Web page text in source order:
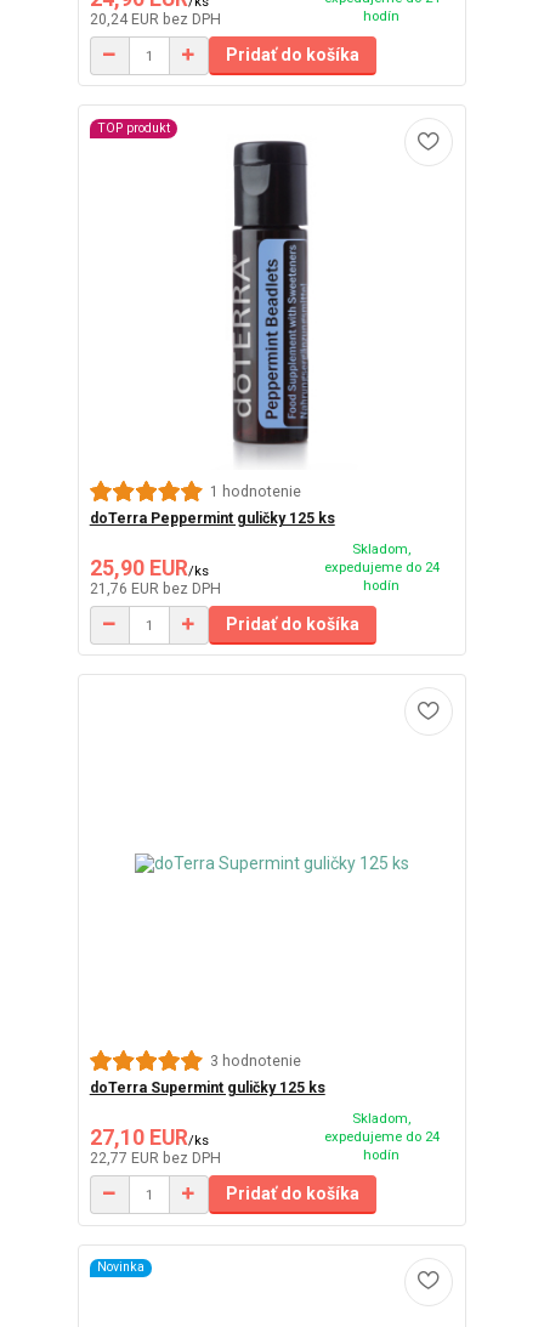
20,24 EUR bez DPH
hodín
Pridať do košíka
TOP produkt
1 hodnotenie
doTerra Peppermint guličky 125 ks
25,90 EUR/ks
21,76 EUR bez DPH
Skladom,
expedujeme do 24
hodín
Pridať do košíka
3 hodnotenie
doTerra Supermint guličky 125 ks
27,10 EUR/ks
22,77 EUR bez DPH
Skladom,
expedujeme do 24
hodín
Pridať do košíka
Novinka